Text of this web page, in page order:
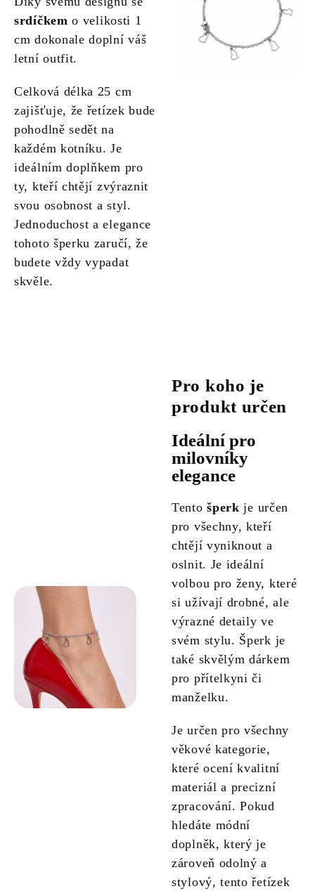
srdíčkem o velikosti 1
cm dokonale doplní váš
letní outfit.
Celková délka 25 cm
zajišťuje, že řetízek bude
pohodlně sedět na
každém kotníku. Je
ideálním doplňkem pro
ty, kteří chtějí zvýraznit
svou osobnost a styl.
Jednoduchost a elegance
tohoto šperku zaručí, že
budete vždy vypadat
skvěle.
Pro koho je
produkt určen
Ideální pro
milovníky
elegance
Tentošperk je určen
pro všechny, kteří
chtějí vyniknout a
oslnit. Je ideální
volbou pro ženy, které
si užívají drobné, ale
výrazné detaily ve
svém stylu. Šperk je
také skvělým dárkem
pro přítelkyni či
manželku.
Je určen pro všechny
věkové kategorie,
které ocení kvalitní
materiál a precizní
zpracování. Pokud
hledáte módní
doplněk, který je
zároveň odolný a
stylový, tento řetízek